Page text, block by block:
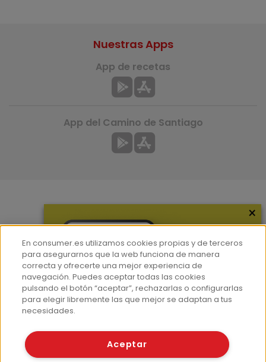
Hemeroteca
Contacto
Prensa
Corpus Lingüístico Consumer
Nuestras Apps
App de recetas
App del Camino de Santiago
© Fundación EROSKI
×
En consumer.es utilizamos cookies propias y de terceros
para asegurarnos que la web funciona de manera
correcta y ofrecerte una mejor experiencia de
navegación. Puedes aceptar todas las cookies
pulsando el botón “aceptar”, rechazarlas o configurarlas
para elegir libremente las que mejor se adaptan a tus
necesidades.
Aceptar